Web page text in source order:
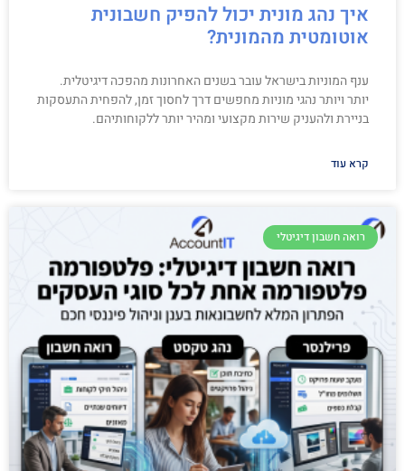
איך נהג מונית יכול להפיק חשבונית
אוטומטית מהמונית?
ענף המוניות בישראל עובר בשנים האחרונות מהפכה דיגיטלית.
יותר ויותר נהגי מוניות מחפשים דרך לחסוך זמן, להפחית התעסקות
בניירת ולהעניק שירות מקצועי ומהיר יותר ללקוחותיהם.
קרא עוד
רואה חשבון דיגיטלי